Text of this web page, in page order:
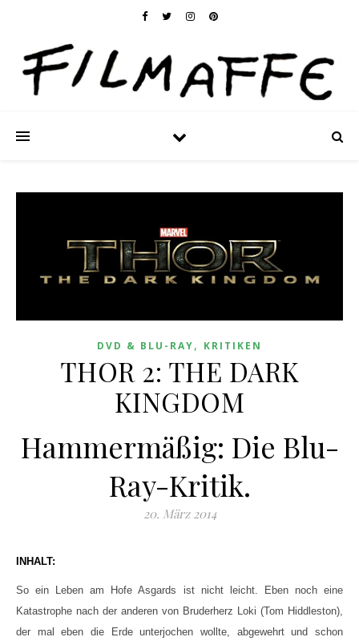
DVD & BLU-RAY, KRITIKEN
THOR 2: THE DARK
KINGDOM
Hammermäßig: Die Blu-
Ray-Kritik.
20. März 2014
INHALT:
So ein Leben am Hofe Asgards ist nicht leicht. Eben noch eine
Katastrophe nach der anderen von Bruderherz Loki (Tom Hiddleston),
der mal eben die Erde unterjochen wollte, abgewehrt und schon